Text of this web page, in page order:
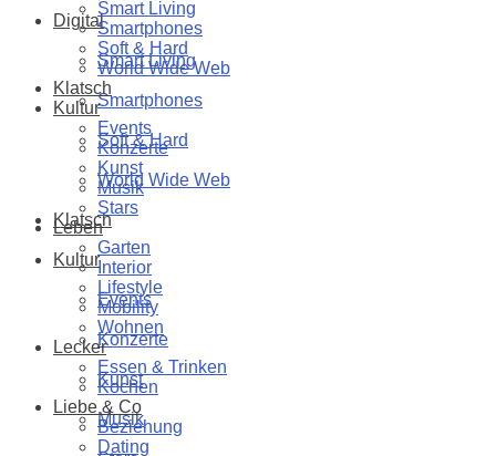
Digital
Smart Living
Smartphones
Soft & Hard
World Wide Web
Klatsch
Kultur
Events
Konzerte
Kunst
Musik
Smart Living
Smartphones
Soft & Hard
World Wide Web
Klatsch
Kultur
Events
Konzerte
Kunst
Musik
Stars
Leben
Garten
Interior
Lifestyle
Mobility
Wohnen
Lecker
Essen & Trinken
Kochen
Liebe & Co
Beziehung
Dating